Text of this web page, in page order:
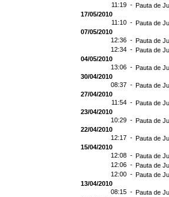
11:19 - Pauta de
17/05/2010
11:10 - Pauta de
07/05/2010
12:36 - Pauta de
12:34 - Pauta de
04/05/2010
13:06 - Pauta de
30/04/2010
08:37 - Pauta de
27/04/2010
11:54 - Pauta de
23/04/2010
10:29 - Pauta de
22/04/2010
12:17 - Pauta de
15/04/2010
12:08 - Pauta de
12:06 - Pauta de
12:00 - Pauta de
13/04/2010
08:15 - Pauta de